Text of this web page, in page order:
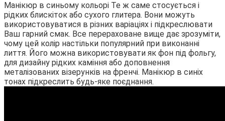
Манікюр в синьому кольорі Те ж саме стосується і
рідких блискіток або сухого глитера. Вони можуть
використовуватися в різних варіаціях і підкреслювати
Ваш гарний смак. Все перераховане вище дає зрозуміти,
чому цей колір настільки популярний при виконанні
лиття. Його можна використовувати як фон під фольгу,
для дизайну рідких каміння або доповнення
металізованих візерунків на френчі. Манікюр в синіх
тонах підкреслить будь-яке поєднання.